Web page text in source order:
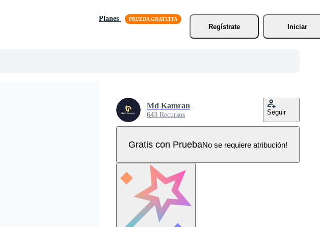
Planes
Regístrate
Iniciar
Md Kamran
643 Recursos Seguir
Gratis con PruebaNo se requiere atribución!